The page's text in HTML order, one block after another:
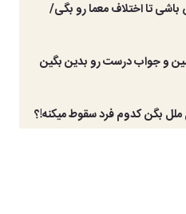
100 باهوش باشی تا اختلاف معما رو بگی/
و جواب درست رو بدین بگین
بگن کدوم فرد سقوط میکنه!؟